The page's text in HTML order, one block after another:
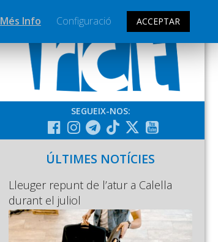
SEGUEIX-NOS:
ÚLTIMES NOTÍCIES
Lleuger repunt de l’atur a Calella
durant el juliol
Més Info Configuració ACCEPTAR